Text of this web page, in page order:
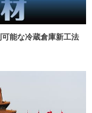
可能な冷蔵倉庫新工法